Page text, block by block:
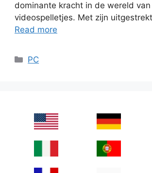
dominante kracht in de wereld
videospelletjes. Met zijn
Read more
Categories
PC